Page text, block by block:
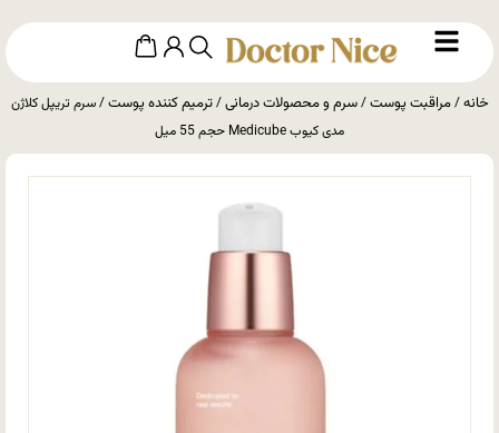
خانه/مراقبت پوست/سرم و محصولات درمانی/ترمیم کننده پوست/ سرم تریپل کلاژن
مدی کیوب Medicube حجم 55 میل